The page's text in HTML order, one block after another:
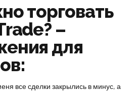
торговать
–
для
все сделки закрылись в минус, а